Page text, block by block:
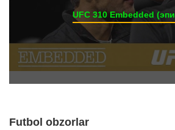
UFC 310 Embedded
Futbol obzorlar